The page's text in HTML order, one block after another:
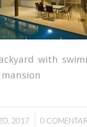
with
2017
/ 0 /